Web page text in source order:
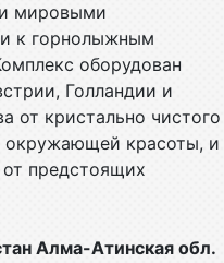
мировыми
к горнолыжным
оборудован
Голландии и
от кристально чистого
окружающей красоты, и
предстоящих
Алма-Атинская обл.